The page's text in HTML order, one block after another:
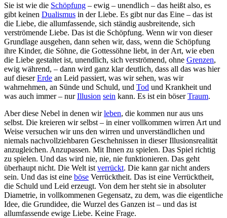
Sie ist wie die Schöpfung – ewig – unendlich – das heißt also, es
gibt keinen Dualismus in der Liebe. Es gibt nur das Eine – das ist
die Liebe, die allumfassende, sich ständig ausbreitende, sich
verströmende Liebe. Das ist die Schöpfung. Wenn wir von dieser
Grundlage ausgehen, dann sehen wir, dass, wenn die Schöpfung
ihre Kinder, die Söhne, die Gottessöhne liebt, in der Art, wie eben
die Liebe gestaltet ist, unendlich, sich verströmend, ohne Grenzen,
ewig während, – dann wird ganz klar deutlich, dass all das was hier
auf dieserErde an Leid passiert, was wir sehen, was wir
wahrnehmen, an Sünde und Schuld, und Tod und Krankheit und
was auch immer – nurIllusion sein kann. Es ist ein böserTraum.
Aber diese Nebel in denen wirleben, die kommen nur aus uns
selbst. Die kreieren wir selbst – in einer vollkommen wirren Art und
Weise versuchen wir uns den wirren und unverständlichen und
niemals nachvollziehbaren Geschehnissen in dieser Illusionsrealität
anzugleichen. Anzupassen. Mit Ihnen zu spielen. Das Spiel richtig
zu spielen. Und das wird nie, nie, nie funktionieren. Das geht
überhaupt nicht. Die Welt ist verrückt. Die kann gar nicht anders
sein. Und das ist eine böse Verrücktheit. Das ist eine Verrücktheit,
die Schuld und Leid erzeugt. Von dem her steht sie in absoluter
Diametrie, in vollkommenen Gegensatz, zu dem, was die eigentliche
Idee, die Grundidee, die Wurzel des Ganzen ist – und das ist
allumfassende ewige Liebe. Keine Frage.